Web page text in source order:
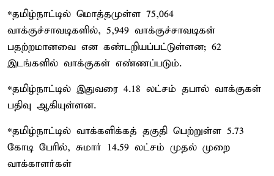
*தமிழ்நாட்டில் மொத்தமுள்ள 75,064
வாக்குச்சாவடிகளில், 5,949 வாக்குச்சாவடிகள்
பதற்றமானவை என கண்டறியப்பட்டுள்ளன; 62
இடங்களில் வாக்குகள் எண்ணப்படும்.
*தமிழ்நாட்டில் இதுவரை 4.18 லட்சம் தபால் வாக்குகள்
பதிவு ஆகியுள்ளன.
*தமிழ்நாட்டில் வாக்களிக்கத் தகுதி பெற்றுள்ள 5.73
கோடி பேரில், சுமார் 14.59 லட்சம் முதல் முறை
வாக்காளர்கள்